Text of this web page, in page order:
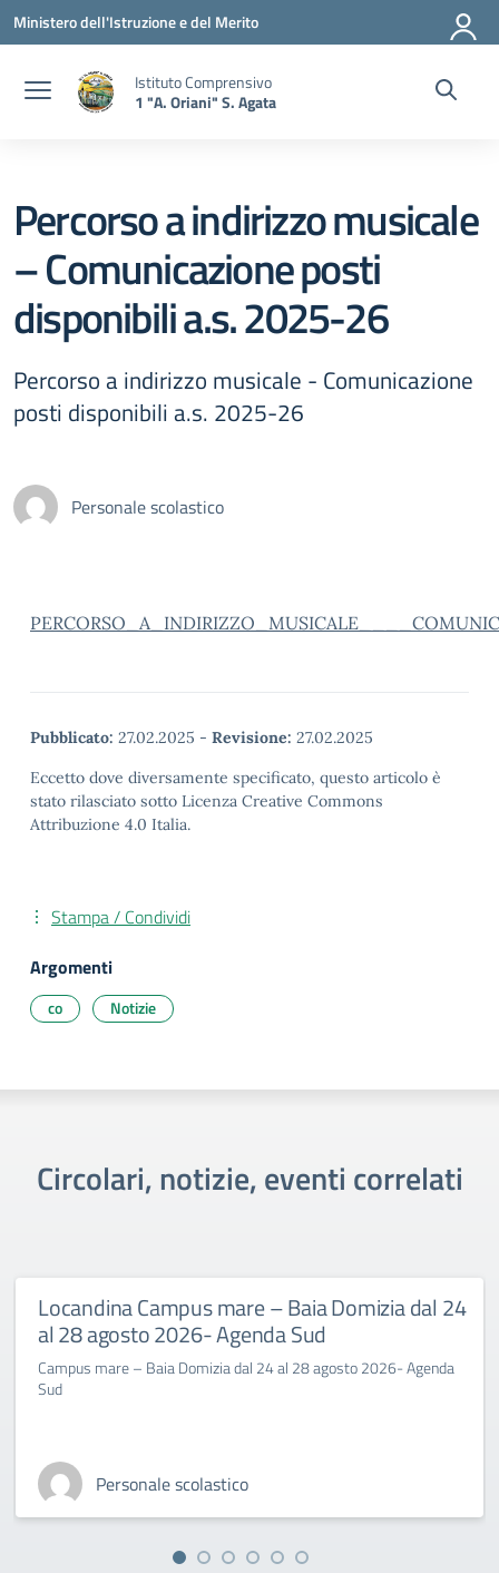
Vai ai contenuti
Vai al menu di navigazione
Vai al footer
Ministero dell'Istruzione e del Merito
Istituto Comprensivo
1 "A. Oriani" S. Agata
Percorso a indirizzo musicale
– Comunicazione posti
disponibili a.s. 2025-26
Percorso a indirizzo musicale - Comunicazione
posti disponibili a.s. 2025-26
Personale scolastico
Pubblicato: 27.02.2025 - Revisione: 27.02.2025
Eccetto dove diversamente specificato, questo articolo è
stato rilasciato sotto Licenza Creative Commons
Attribuzione 4.0 Italia.
Stampa / Condividi
Argomenti
co Notizie
Circolari, notizie, eventi correlati
Locandina Campus mare – Baia Domizia dal 24
al 28 agosto 2026- Agenda Sud
Campus mare – Baia Domizia dal 24 al 28 agosto 2026- Agenda
Sud
Personale scolastico